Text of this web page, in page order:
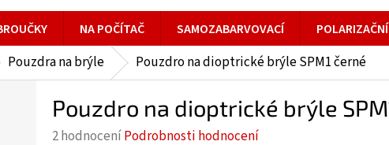
NA POČÍTAČ SAMOZABARVOVACÍ POLARIZAČNÍ
Pouzdra na brýle Pouzdro na dioptrické brýle SPM1 černé
Pouzdro na dioptrické brýle
Průměrné
2 hodnoceníPodrobnosti hodnocení